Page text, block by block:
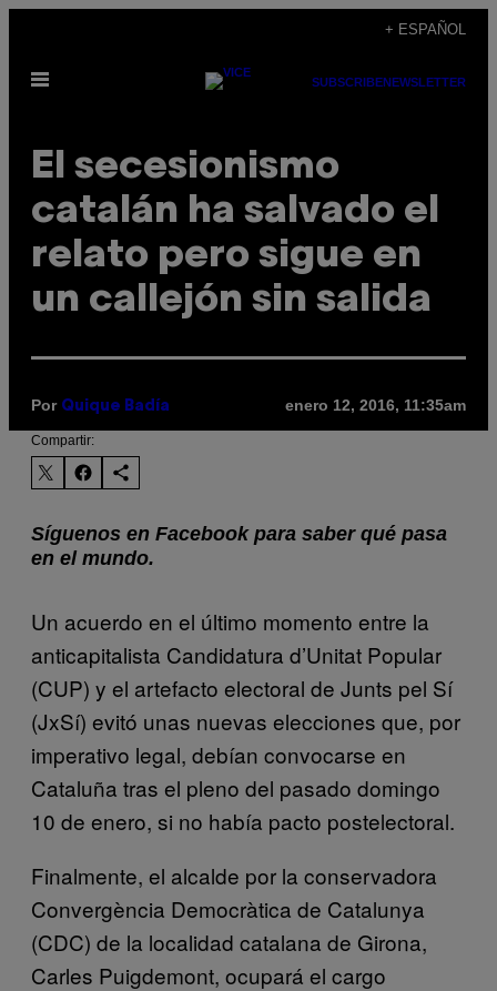
contenido
+ ESPAÑOL
Abrir
SUBSCRIBENEWSLETTER
El secesionismo
catalán ha salvado el
relato pero sigue en
un callejón sin salida
Por Quique Badía enero 12, 2016, 11:35am
Compartir:
Síguenos en Facebook para saber qué pasa
en el mundo.
Un acuerdo en el último momento entre la
anticapitalista Candidatura d’Unitat Popular
(CUP) y el artefacto electoral de Junts pel Sí
(JxSí) evitó unas nuevas elecciones que, por
imperativo legal, debían convocarse en
Cataluña tras el pleno del pasado domingo
10 de enero, si no había pacto postelectoral.
Finalmente, el alcalde por la conservadora
Convergència Democràtica de Catalunya
(CDC) de la localidad catalana de Girona,
Carles Puigdemont, ocupará el cargo